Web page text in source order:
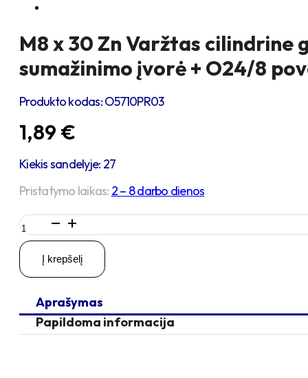
M8 x 30 Zn Varžtas cilindrine
sumažinimo įvorė + O24/8
Produkto kodas:O5710PR03
1,89 €
Kiekis sandelyje: 27
Pristatymo laikas: 2 – 8 darbo dienos
produkto
kiekis:
M8
30
Varžtas
cilindrine
galva
Į krepšelį
Aprašymas
Papildoma informacija